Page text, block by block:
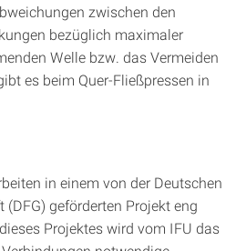
zwischen den
bezüglich maximaler
Welle bzw. das Vermeiden
es beim Quer-Fließpressen in
in einem von der Deutschen
geförderten Projekt eng
Projektes wird vom IFU das